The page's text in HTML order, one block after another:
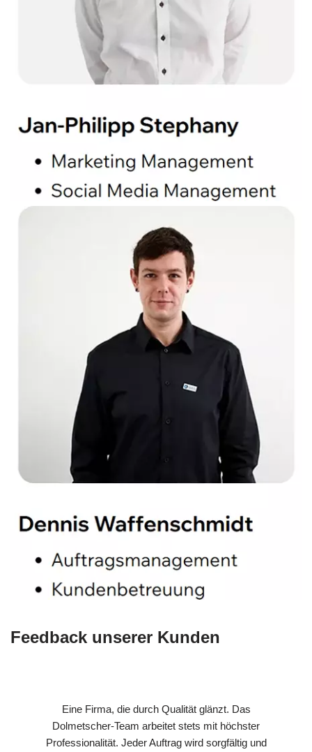
Feedback unserer Kunden
Eine Firma, die durch Qualität glänzt. Das
Dolmetscher-Team arbeitet stets mit höchster
Professionalität. Jeder Auftrag wird sorgfältig und